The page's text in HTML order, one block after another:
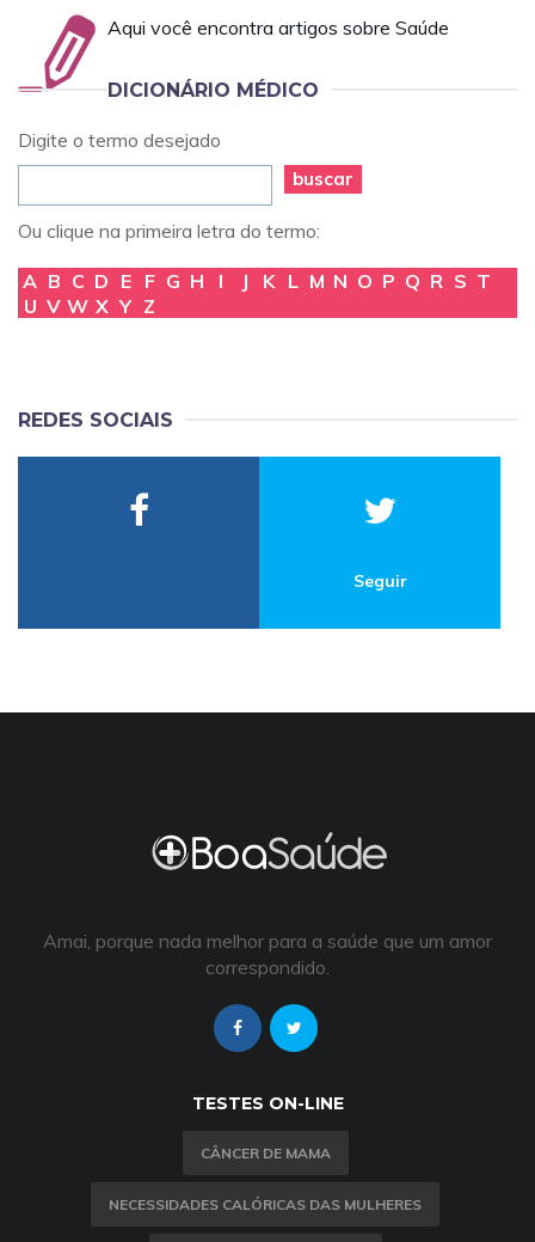
Aqui você encontra artigos sobre Saúde
DICIONÁRIO MÉDICO
Digite o termo desejado
buscar
Ou clique na primeira letra do termo:
A B C D E F G H I J K L M N O P Q R S T
U V W X Y Z
REDES SOCIAIS
Seguir
Amai, porque nada melhor para a saúde que um amor
correspondido.
TESTES ON-LINE
CÂNCER DE MAMA
NECESSIDADES CALÓRICAS DAS MULHERES